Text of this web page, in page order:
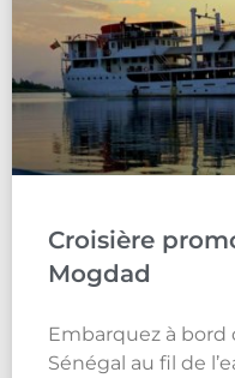
Croisière
Mogdad
Embarquez à bord
Sénégal au fil de